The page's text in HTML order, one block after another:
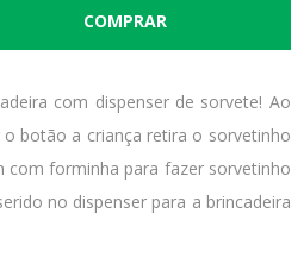
com dispenser de sorvete! Ao
botão a criança retira o sorvetinho
com forminha para fazer sorvetinho
no dispenser para a brincadeira